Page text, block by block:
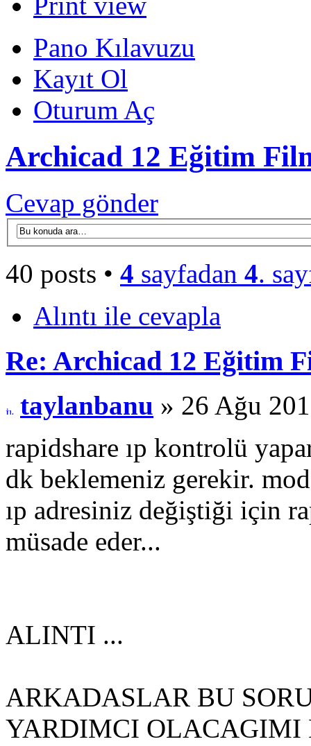
Pano Kılavuzu
Kayıt Ol
Oturum Aç
Archicad 12 Eğitim
Cevap gönder
40 posts • 4 sayfadan 4.
Alıntı ile cevapla
Re: Archicad 12 Eğitim
taylanbanu » 26 Ağu
rapidshare ıp kontrolü
dk beklemeniz gerekir.
ıp adresiniz değiştiği için
müsade eder...
ALINTI ...
ARKADASLAR BU
YARDIMCI OLACAGIMI